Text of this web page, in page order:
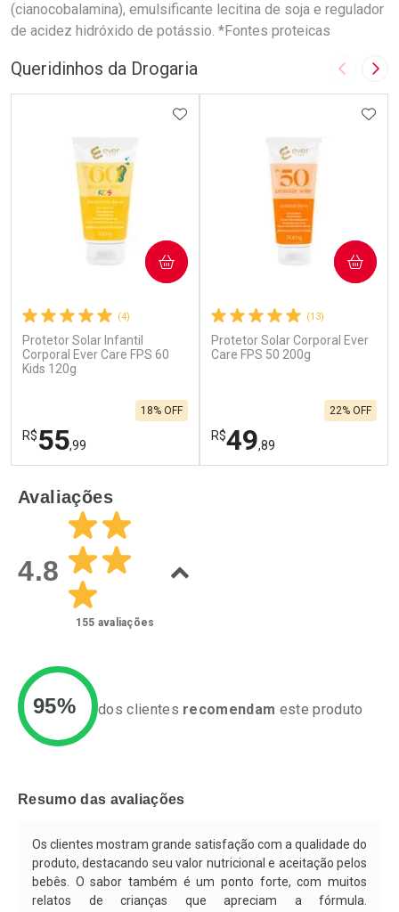
(cianocobalamina), emulsificante lecitina de soja e regulador
de acidez hidróxido de potássio. *Fontes proteicas
Queridinhos da Drogaria Imagem
(4)
Protetor Solar Infantil
Corporal Ever Care FPS 60
Kids 120g
R$55,99
18% OFF
ADICIONAR AOS FAVORITOS
COMPRAR
Laboratório
Por R$ 55,99/cada
Por Menos
Comprar sem Desconto
Por R$ 55,99/cada
(13)
Protetor Solar Corporal Ever
Care FPS 50 200g
R$49,89
22% OFF
COMPRAR
Por R$ 49,89/cada
Avaliações
4.8
155 avaliações
95% dos clientes recomendam este produto
Resumo das avaliações
Os clientes mostram grande satisfação com a qualidade do
produto, destacando seu valor nutricional e aceitação pelos
bebês. O sabor também é um ponto forte, com muitos
relatos de crianças que apreciam a fórmula.